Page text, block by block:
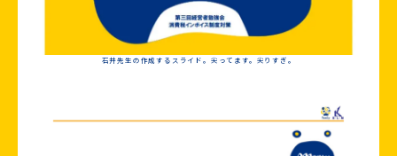
石井先生の作成するスライド。尖ってます。尖りすぎ。